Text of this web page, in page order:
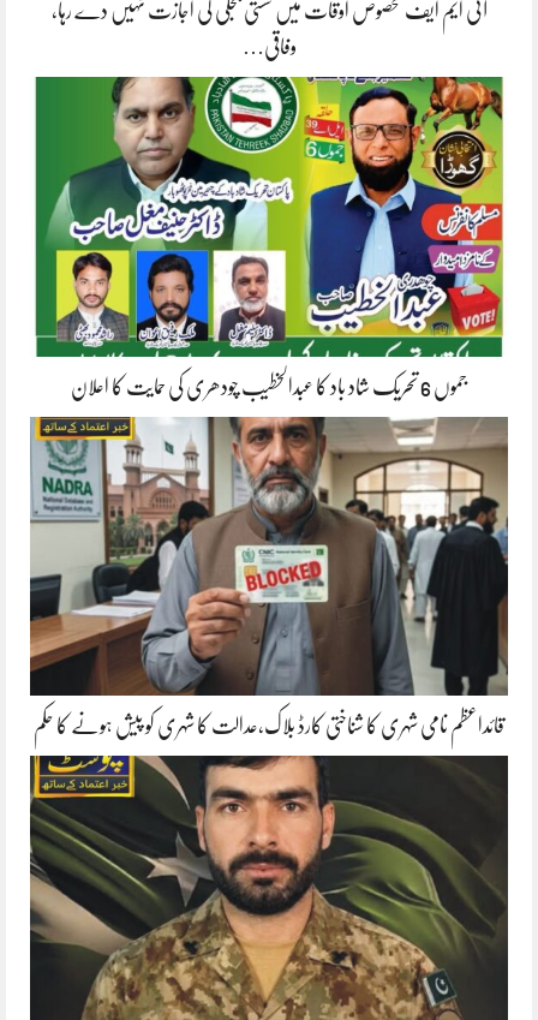
آئی ایم ایف مخصوص اوقات میں سستی بجلی کی اجازت نہیں دے رہا،
وفاقی…
جموں 6 تحریک شاد باد کا عبدالخطیب چودھری کی حمایت کا اعلان
قائداعظم نامی شہری کا شناختی کارڈ بلاک،عدالت کا شہری کو پیش ہونے کا حکم